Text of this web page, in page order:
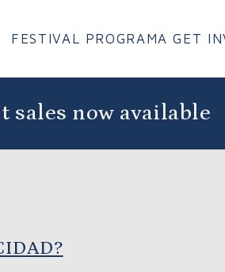
FESTIVAL PROGRAMA GET
sales now available